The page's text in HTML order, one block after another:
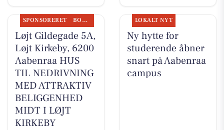
SPONSORERET BOLIGMARKED
Løjt Gildegade 5A,
Løjt Kirkeby, 6200
Aabenraa HUS
TIL NEDRIVNING
MED ATTRAKTIV
BELIGGENHED
MIDT I LØJT
KIRKEBY
LOKALT NYT
Ny hytte for
studerende åbner
snart på Aabenraa
campus